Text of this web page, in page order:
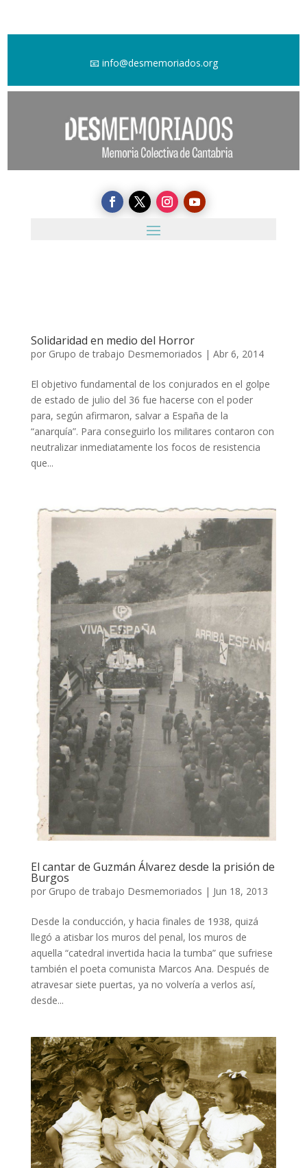
📧 info@desmemoriados.org
Solidaridad en medio del Horror
por Grupo de trabajo Desmemoriados | Abr 6, 2014
El objetivo fundamental de los conjurados en el golpe
de estado de julio del 36 fue hacerse con el poder
para, según afirmaron, salvar a España de la
“anarquía”. Para conseguirlo los militares contaron con
neutralizar inmediatamente los focos de resistencia
que...
El cantar de Guzmán Álvarez desde la prisión de
Burgos
por Grupo de trabajo Desmemoriados | Jun 18, 2013
Desde la conducción, y hacia finales de 1938, quizá
llegó a atisbar los muros del penal, los muros de
aquella “catedral invertida hacia la tumba” que sufriese
también el poeta comunista Marcos Ana. Después de
atravesar siete puertas, ya no volvería a verlos así,
desde...